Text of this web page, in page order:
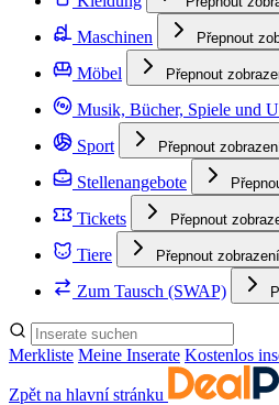
Maschinen Přepnout
Möbel Přepnout
Musik, Bücher, Spiele und
Sport Přepnout
Stellenangebote
Tickets Přepnout
Tiere Přepnout
Zum Tausch (SWAP)
Merkliste Meine Inserate Kostenlos
Zpět na hlavní stránku